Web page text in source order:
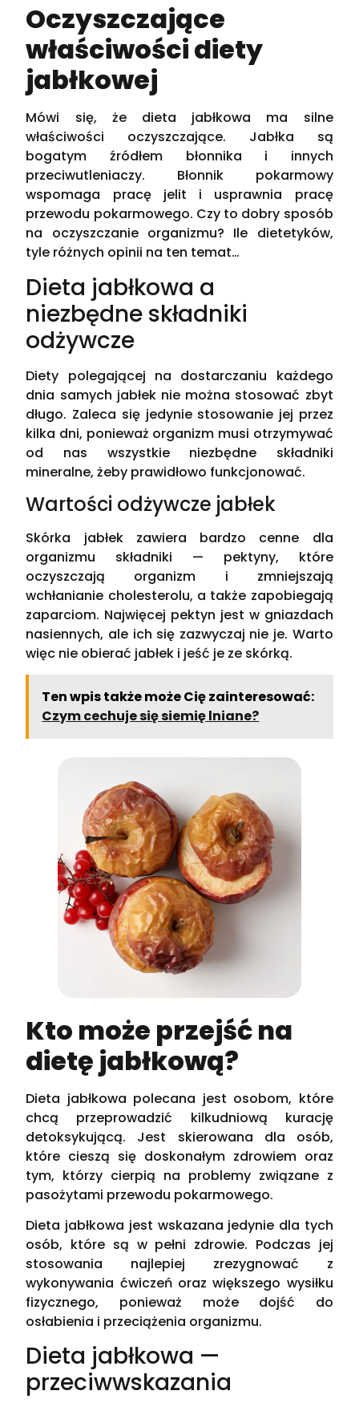
Oczyszczające
właściwości diety
jabłkowej
Mówi się, że dieta jabłkowa ma silne
właściwości oczyszczające. Jabłka są
bogatym źródłem błonnika i innych
przeciwutleniaczy. Błonnik pokarmowy
wspomaga pracę jelit i usprawnia pracę
przewodu pokarmowego. Czy to dobry sposób
na oczyszczanie organizmu? Ile dietetyków,
tyle różnych opinii na ten temat…
Dieta jabłkowa a
niezbędne składniki
odżywcze
Diety polegającej na dostarczaniu każdego
dnia samych jabłek nie można stosować zbyt
długo. Zaleca się jedynie stosowanie jej przez
kilka dni, ponieważ organizm musi otrzymywać
od nas wszystkie niezbędne składniki
mineralne, żeby prawidłowo funkcjonować.
Wartości odżywcze jabłek
Skórka jabłek zawiera bardzo cenne dla
organizmu składniki — pektyny, które
oczyszczają organizm i zmniejszają
wchłanianie cholesterolu, a także zapobiegają
zaparciom. Najwięcej pektyn jest w gniazdach
nasiennych, ale ich się zazwyczaj nie je. Warto
więc nie obierać jabłek i jeść je ze skórką.
Ten wpis także może Cię zainteresować:
Czym cechuje się siemię lniane?
Kto może przejść na
dietę jabłkową?
Dieta jabłkowa polecana jest osobom, które
chcą przeprowadzić kilkudniową kurację
detoksykującą. Jest skierowana dla osób,
które cieszą się doskonałym zdrowiem oraz
tym, którzy cierpią na problemy związane z
pasożytami przewodu pokarmowego.
Dieta jabłkowa jest wskazana jedynie dla tych
osób, które są w pełni zdrowie. Podczas jej
stosowania najlepiej zrezygnować z
wykonywania ćwiczeń oraz większego wysiłku
fizycznego, ponieważ może dojść do
osłabienia i przeciążenia organizmu.
Dieta jabłkowa —
przeciwwskazania